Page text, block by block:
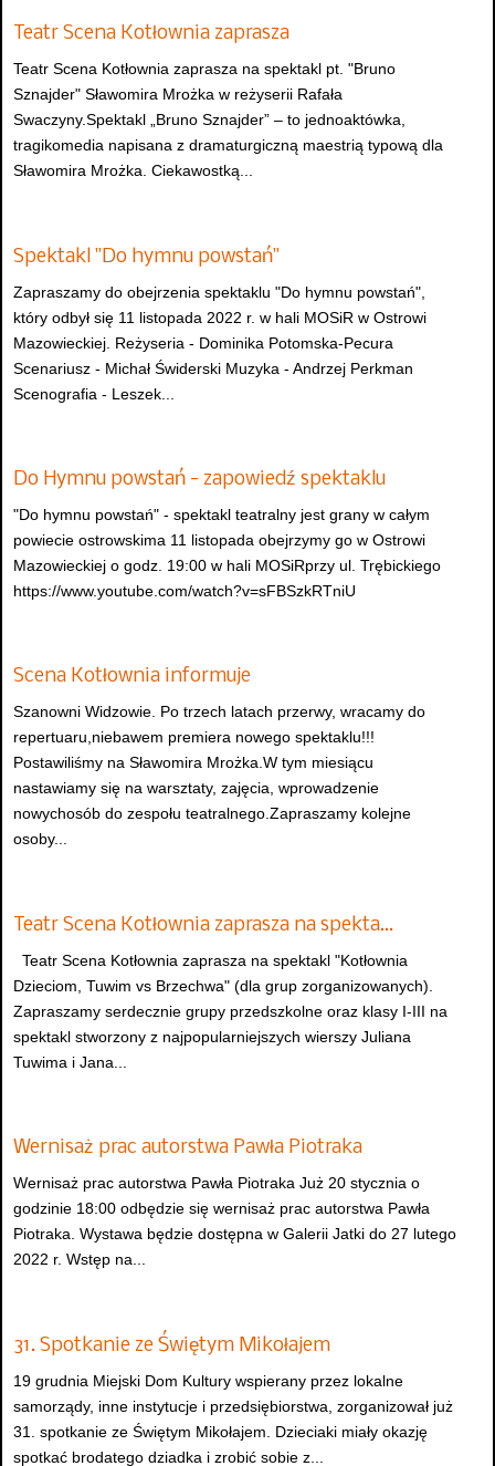
Teatr Scena Kotłownia zaprasza
Teatr Scena Kotłownia zaprasza na spektakl pt. "Bruno
Sznajder" Sławomira Mrożka w reżyserii Rafała
Swaczyny.Spektakl „Bruno Sznajder” – to jednoaktówka,
tragikomedia napisana z dramaturgiczną maestrią typową dla
Sławomira Mrożka. Ciekawostką...
Spektakl "Do hymnu powstań"
Zapraszamy do obejrzenia spektaklu "Do hymnu powstań",
który odbył się 11 listopada 2022 r. w hali MOSiR w Ostrowi
Mazowieckiej. Reżyseria - Dominika Potomska-Pecura
Scenariusz - Michał Świderski Muzyka - Andrzej Perkman
Scenografia - Leszek...
Do Hymnu powstań - zapowiedź spektaklu
"Do hymnu powstań" - spektakl teatralny jest grany w całym
powiecie ostrowskima 11 listopada obejrzymy go w Ostrowi
Mazowieckiej o godz. 19:00 w hali MOSiRprzy ul. Trębickiego
https://www.youtube.com/watch?v=sFBSzkRTniU
Scena Kotłownia informuje
Szanowni Widzowie. Po trzech latach przerwy, wracamy do
repertuaru,niebawem premiera nowego spektaklu!!!
Postawiliśmy na Sławomira Mrożka.W tym miesiącu
nastawiamy się na warsztaty, zajęcia, wprowadzenie
nowychosób do zespołu teatralnego.Zapraszamy kolejne
osoby...
Teatr Scena Kotłownia zaprasza na spekta…
Teatr Scena Kotłownia zaprasza na spektakl "Kotłownia
Dzieciom, Tuwim vs Brzechwa" (dla grup zorganizowanych).
Zapraszamy serdecznie grupy przedszkolne oraz klasy I-III na
spektakl stworzony z najpopularniejszych wierszy Juliana
Tuwima i Jana...
Wernisaż prac autorstwa Pawła Piotraka
Wernisaż prac autorstwa Pawła Piotraka Już 20 stycznia o
godzinie 18:00 odbędzie się wernisaż prac autorstwa Pawła
Piotraka. Wystawa będzie dostępna w Galerii Jatki do 27 lutego
2022 r. Wstęp na...
31. Spotkanie ze Świętym Mikołajem
19 grudnia Miejski Dom Kultury wspierany przez lokalne
samorządy, inne instytucje i przedsiębiorstwa, zorganizował już
31. spotkanie ze Świętym Mikołajem. Dzieciaki miały okazję
spotkać brodatego dziadka i zrobić sobie z...